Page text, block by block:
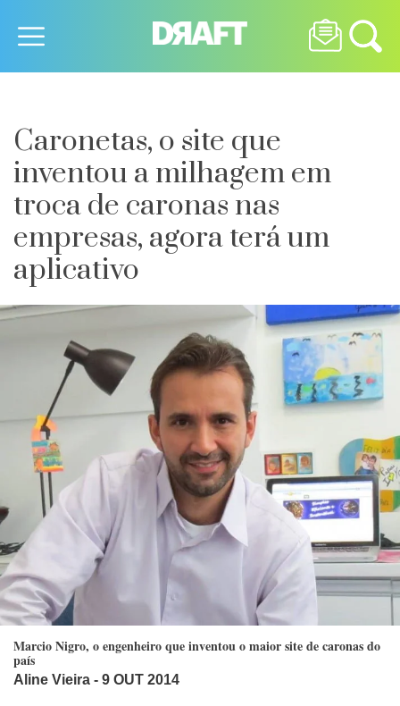
Caronetas, o site que
inventou a milhagem em
troca de caronas nas
empresas, agora terá um
aplicativo
Marcio Nigro, o engenheiro que inventou o maior site de caronas do
país
Aline Vieira - 9 OUT 2014